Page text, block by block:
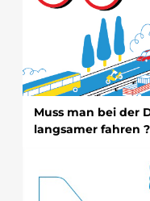
Muss man bei der
langsamer fahren ?